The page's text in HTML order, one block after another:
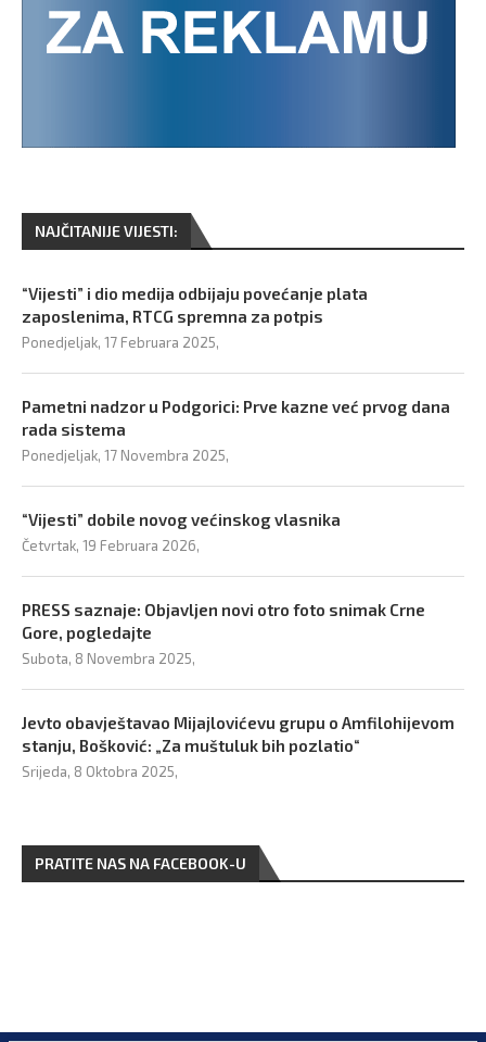
NAJČITANIJE VIJESTI:
“Vijesti” i dio medija odbijaju povećanje plata
zaposlenima, RTCG spremna za potpis
Ponedjeljak, 17 Februara 2025,
Pametni nadzor u Podgorici: Prve kazne već prvog dana
rada sistema
Ponedjeljak, 17 Novembra 2025,
“Vijesti” dobile novog većinskog vlasnika
Četvrtak, 19 Februara 2026,
PRESS saznaje: Objavljen novi otro foto snimak Crne
Gore, pogledajte
Subota, 8 Novembra 2025,
Jevto obavještavao Mijajlovićevu grupu o Amfilohijevom
stanju, Bošković: „Za muštuluk bih pozlatio“
Srijeda, 8 Oktobra 2025,
PRATITE NAS NA FACEBOOK-U